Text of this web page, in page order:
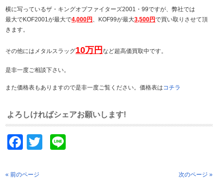
横に写っているザ・キングオブファイターズ2001・99ですが、弊社では
最大でKOF2001が最大で4,000円 、KOF99が最大3,500円で買い取りさせて頂
きます。
その他にはメタルスラッグ10万円など超高価買取中です。
是非一度ご相談下さい。
また価格表もありますので是非一度ご覧ください。価格表はコチラ
よろしければシェアお願いします!
Facebook
Twitter
« 前のページ 次のページ »